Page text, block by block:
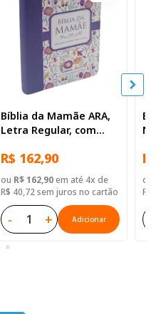
Bíblia da Mamãe ARA,
Letra Regular, com
Sintético Floral
R$ 162,90
ou R$ 162,90em até 4x de
R$ 40,72 sem juros no cartão
- + Adicionar
ou
R$